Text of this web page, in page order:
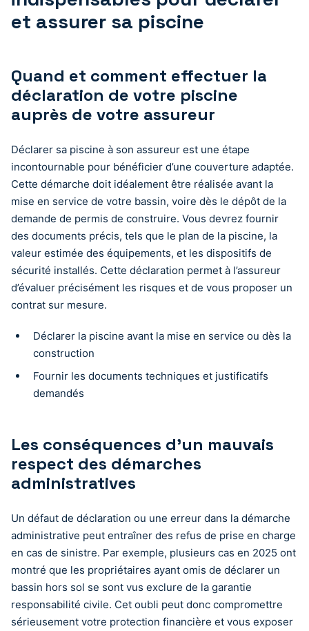
et assurer sa piscine
Quand et comment effectuer la
déclaration de votre piscine
auprès de votre assureur
Déclarer sa piscine à son assureur est une étape
incontournable pour bénéficier d’une couverture adaptée.
Cette démarche doit idéalement être réalisée avant la
mise en service de votre bassin, voire dès le dépôt de la
demande de permis de construire. Vous devrez fournir
des documents précis, tels que le plan de la piscine, la
valeur estimée des équipements, et les dispositifs de
sécurité installés. Cette déclaration permet à l’assureur
d’évaluer précisément les risques et de vous proposer un
contrat sur mesure.
Déclarer la piscine avant la mise en service ou dès la
construction
Fournir les documents techniques et justificatifs
demandés
Les conséquences d’un mauvais
respect des démarches
administratives
Un défaut de déclaration ou une erreur dans la démarche
administrative peut entraîner des refus de prise en charge
en cas de sinistre. Par exemple, plusieurs cas en 2025 ont
montré que les propriétaires ayant omis de déclarer un
bassin hors sol se sont vus exclure de la garantie
responsabilité civile. Cet oubli peut donc compromettre
sérieusement votre protection financière et vous exposer